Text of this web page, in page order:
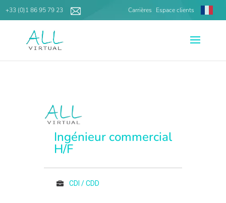
+33 (0)1 86 95 79 23 Carrières Espace clients
Ingénieur commercial
H/F
CDI / CDD